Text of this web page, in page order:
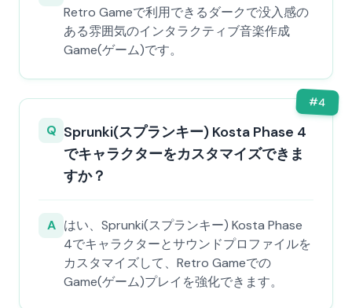
Retro Gameで利用できるダークで没入感の
ある雰囲気のインタラクティブ音楽作成
Game(ゲーム)です。
#4
Q Sprunki(スプランキー) Kosta Phase 4
でキャラクターをカスタマイズできま
すか？
A はい、Sprunki(スプランキー) Kosta Phase
4でキャラクターとサウンドプロファイルを
カスタマイズして、Retro Gameでの
Game(ゲーム)プレイを強化できます。